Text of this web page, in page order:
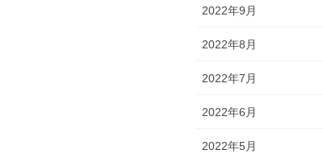
2022年9月
2022年8月
2022年7月
2022年6月
2022年5月